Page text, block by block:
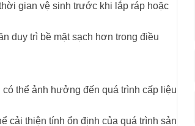
gian vệ sinh trước khi lắp ráp hoặc
duy trì bề mặt sạch hơn trong điều
thể ảnh hưởng đến quá trình cấp liệu
cải thiện tính ổn định của quá trình sản